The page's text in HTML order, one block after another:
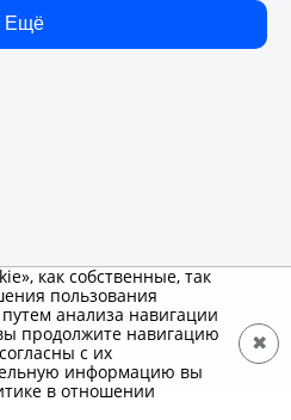
Ещё
как собственные, так
пользования
анализа навигации
продолжите навигацию
с их
информацию вы
в отношении
✖